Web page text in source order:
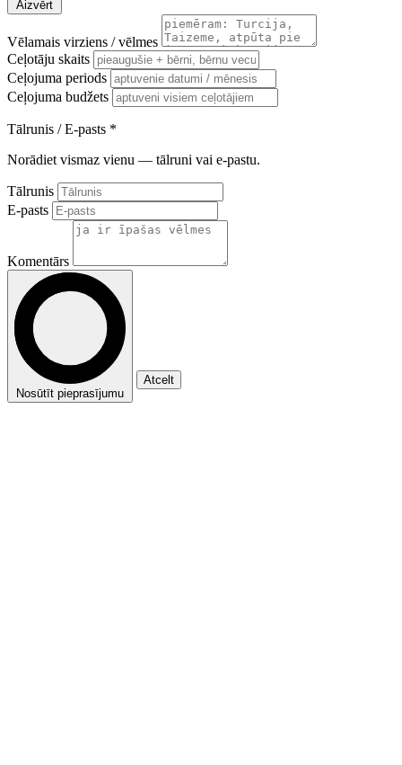
Aizvērt
Vēlamais virziens / vēlmes
Ceļotāju skaits
Ceļojuma periods
Ceļojuma budžets
Tālrunis / E-pasts *
Norādiet vismaz vienu — tālruni vai e-pastu.
Tālrunis
E-pasts
Komentārs
Nosūtīt pieprasījumu
Atcelt